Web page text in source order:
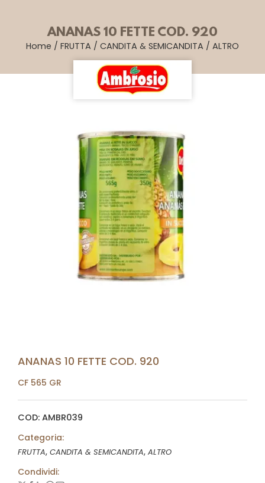
ANANAS 10 FETTE COD. 920
Home / FRUTTA / CANDITA & SEMICANDITA / ALTRO
ANANAS 10 FETTE COD. 920
CF 565 GR
COD: AMBR039
Categoria:
FRUTTA, CANDITA & SEMICANDITA, ALTRO
Condividi: